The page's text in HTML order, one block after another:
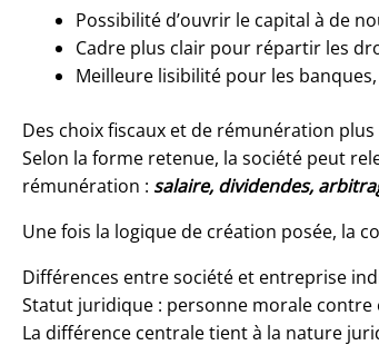
Possibilité d’ouvrir le capital à de
Cadre plus clair pour répartir les
Meilleure lisibilité pour les
Des choix fiscaux et de rémunération
Selon la forme retenue, la société peut
rémunération : salaire, dividendes,
Une fois la logique de création posée, la
Différences entre société et entreprise
Statut juridique : personne morale
La différence centrale tient à la nature